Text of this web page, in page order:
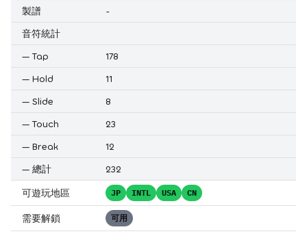
製譜
-
音符統計
— Tap
178
— Hold
11
— Slide
8
— Touch
23
— Break
12
— 總計 232
可遊玩地區 JP INTL USA CN
需要解鎖 可用